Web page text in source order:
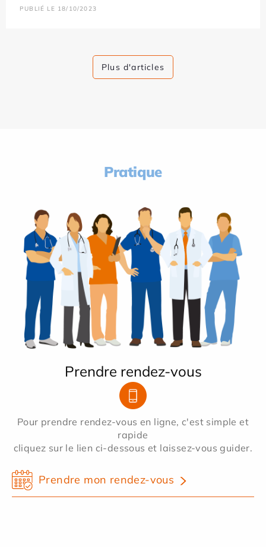
PUBLIÉ LE 18/10/2023
Plus d'articles
Pratique
Prendre rendez-vous
Pour prendre rendez-vous en ligne, c'est simple et
rapide
cliquez sur le lien ci-dessous et laissez-vous guider.
Prendre mon rendez-vous